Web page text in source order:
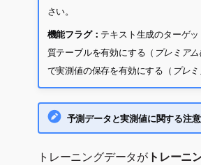
さい。
機能フラグ： テキスト生成のターゲ
質テーブルを有効にする（ プレミア
で実測値の保存を有効にする（ プレ
予測データと実測値に関する注
トレーニングデータが トレーニ